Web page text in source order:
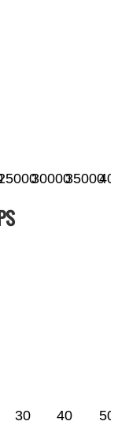
3000035000
30 40 50